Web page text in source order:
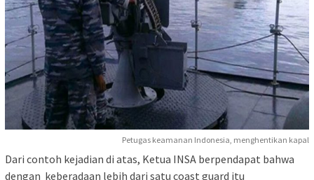
Petugas keamanan Indonesia, menghentikan kapal
Dari contoh kejadian di atas, Ketua INSA berpendapat bahwa
dengan keberadaan lebih dari satu coast guard itu